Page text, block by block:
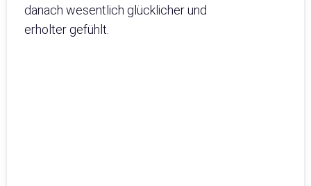
danach wesentlich glücklicher und
erholter gefühlt.